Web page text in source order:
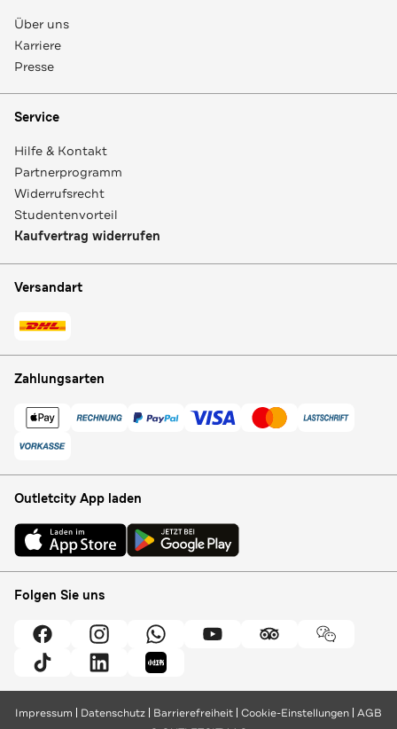
Über uns
Karriere
Presse
Service
Hilfe & Kontakt
Partnerprogramm
Widerrufsrecht
Studentenvorteil
Kaufvertrag widerrufen
Versandart
Zahlungsarten
Outletcity App laden
Folgen Sie uns
Impressum Datenschutz Barrierefreiheit Cookie-Einstellungen AGB